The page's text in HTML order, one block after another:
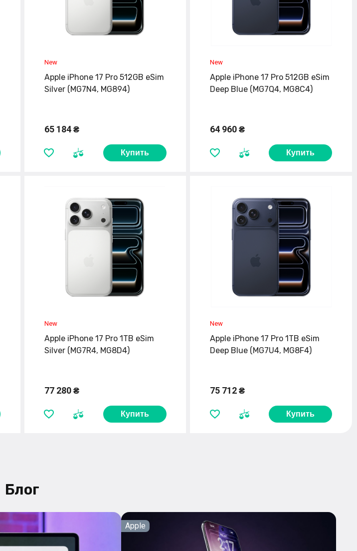
Apple iPhone 17 Pro 512GB eSim
Silver (MG7N4, MG894)
65 184 ₴
Купить
Apple iPhone 17 Pro 512GB eSim
Deep Blue (MG7Q4, MG8C4)
64 960 ₴
Купить
Apple iPhone 17 Pro 1TB eSim
Silver (MG7R4, MG8D4)
77 280 ₴
Купить
Apple iPhone 17 Pro 1TB eSim
Deep Blue (MG7U4, MG8F4)
75 712 ₴
Купить
Блог
Apple